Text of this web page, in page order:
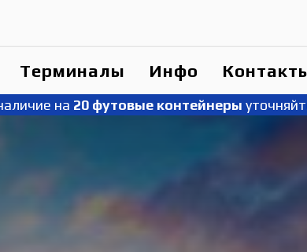
Терминалы Инфо
на 20 футовые контейнеры